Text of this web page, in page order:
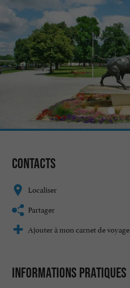
Contacts
Localiser
Partager
Ajouter à mon carnet de voyage
Informations pratiques